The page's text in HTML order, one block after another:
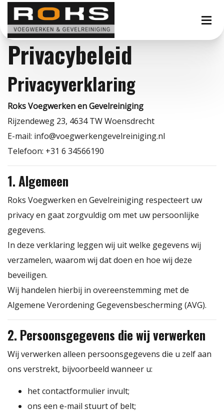
Privacybeleid
Privacyverklaring
Roks Voegwerken en Gevelreiniging
Rijzendeweg 23, 4634 TW Woensdrecht
E-mail: info@voegwerkengevelreiniging.nl
Telefoon: +31 6 34566190
1. Algemeen
Roks Voegwerken en Gevelreiniging respecteert uw
privacy en gaat zorgvuldig om met uw persoonlijke
gegevens.
In deze verklaring leggen wij uit welke gegevens wij
verzamelen, waarom wij dat doen en hoe wij deze
beveiligen.
Wij handelen hierbij in overeenstemming met de
Algemene Verordening Gegevensbescherming (AVG).
2. Persoonsgegevens die wij verwerken
Wij verwerken alleen persoonsgegevens die u zelf aan
ons verstrekt, bijvoorbeeld wanneer u:
het contactformulier invult;
ons een e-mail stuurt of belt;